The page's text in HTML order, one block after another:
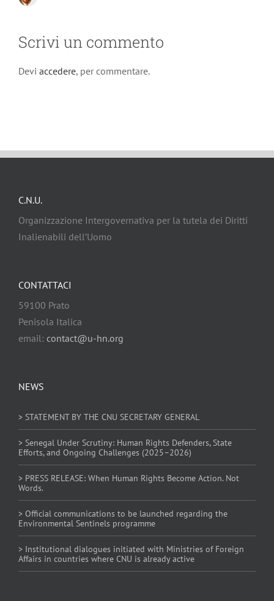
Scrivi un commento
Devi accedere, per commentare.
C.N.U.
Organizzazione Intergovernativa per la tutela dei Diritti
Inalienabili dell’Uomo
NEWS
> STATEMENT BY THE CNU SECRETARY GENERAL
> Senegal Under Scrutiny: Human Rights Defenders, State
Efforts, and Ongoing Challenges (2025–2026)
> PRESS RELEASE: When Human Rights Become Action. Not
Words.
> Official communications to be launched regarding the
Environmental Sentinels programme
> Institutional dialogues initiated with Ministries of Foreign
Affairs in countries where CNU is already active
CONTATTACI
59100 Prato
Penisola Italica
email: contact@u-hn.org